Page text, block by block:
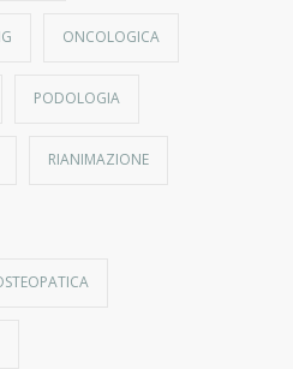
ONCOLOGICA
PODOLOGIA
RIANIMAZIONE